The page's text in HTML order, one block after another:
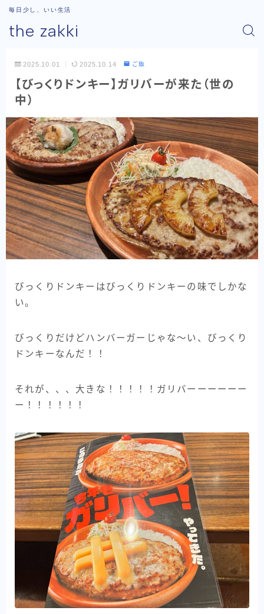
the zakki
毎日少し、いい生活
2025.10.01 2025.10.14 ご飯
【びっくりドンキー】ガリバーが来た（世の
中）
びっくりドンキーはびっくりドンキーの味でしかな
い。
びっくりだけどハンバーガーじゃな〜い、びっくり
ドンキーなんだ！！
それが、、、大きな！！！！！ガリバーーーーーー
ー！！！！！！